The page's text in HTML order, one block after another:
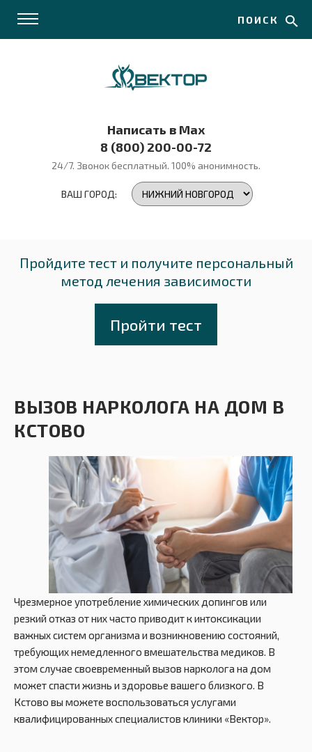
ПОИСК
Написать в Max
8 (800) 200-00-72
24/7. Звонок бесплатный. 100% анонимность.
ВАШ ГОРОД:
Пройдите тест и получите персональный
метод лечения зависимости
Пройти тест
ВЫЗОВ НАРКОЛОГА НА ДОМ В
КСТОВО
Чрезмерное употребление химических допингов или
резкий отказ от них часто приводит к интоксикации
важных систем организма и возникновению состояний,
требующих немедленного вмешательства медиков. В
этом случае своевременный вызов нарколога на дом
может спасти жизнь и здоровье вашего близкого. В
Кстово вы можете воспользоваться услугами
квалифицированных специалистов клиники «Вектор».